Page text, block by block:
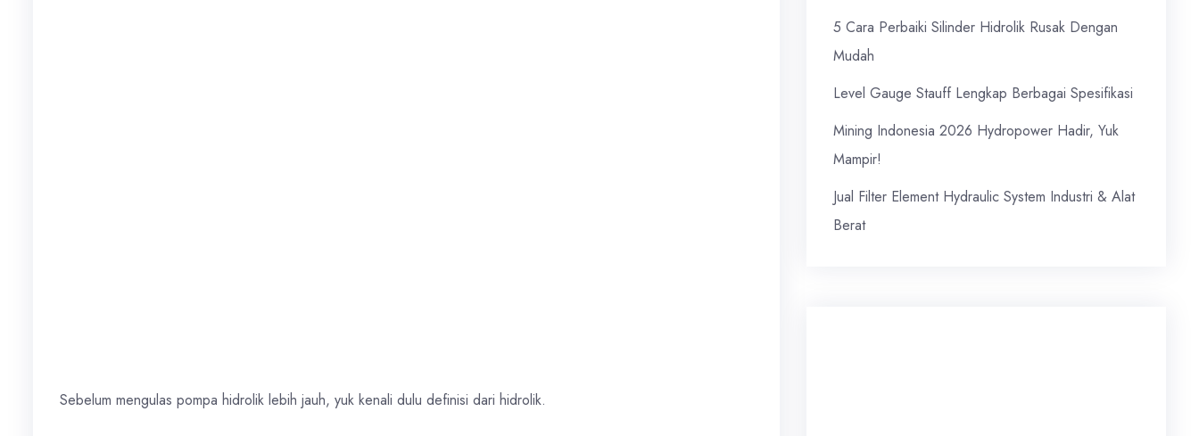
Sebelum mengulas pompa hidrolik lebih jauh, yuk kenali dulu definisi dari hidrolik.
5 Cara Perbaiki Silinder Hidrolik Rusak Dengan
Mudah
Level Gauge Stauff Lengkap Berbagai Spesifikasi
Mining Indonesia 2026 Hydropower Hadir, Yuk
Mampir!
Jual Filter Element Hydraulic System Industri & Alat
Berat